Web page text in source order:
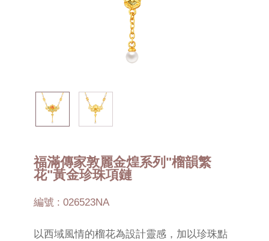
福滿傳家敦麗金煌系列"榴韻繁
花"黃金珍珠項鏈
編號 : 026523NA
以西域風情的榴花為設計靈感，加以珍珠點